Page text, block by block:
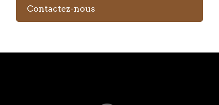
Contactez-nous